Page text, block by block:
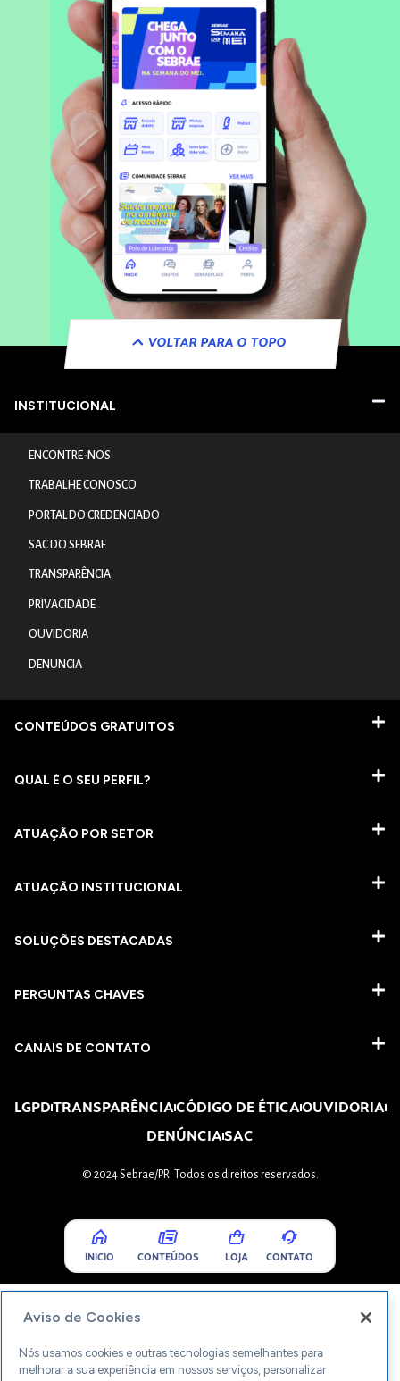
VOLTAR PARA O TOPO
INSTITUCIONAL
ENCONTRE-NOS
TRABALHE CONOSCO
PORTAL DO CREDENCIADO
SAC DO SEBRAE
TRANSPARÊNCIA
PRIVACIDADE
OUVIDORIA
DENUNCIA
CONTEÚDOS GRATUITOS
QUAL É O SEU PERFIL?
ATUAÇÃO POR SETOR
ATUAÇÃO INSTITUCIONAL
SOLUÇÕES DESTACADAS
PERGUNTAS CHAVES​
CANAIS DE CONTATO
LGPDTRANSPARÊNCIACÓDIGO DE ÉTICAOUVIDORIA
DENÚNCIASAC
© 2024 Sebrae/PR. Todos os direitos reservados.
INICIO CONTEÚDOS LOJA CONTATO
Aviso de Cookies
Nós usamos cookies e outras tecnologias semelhantes para
melhorar a sua experiência em nossos serviços, personalizar